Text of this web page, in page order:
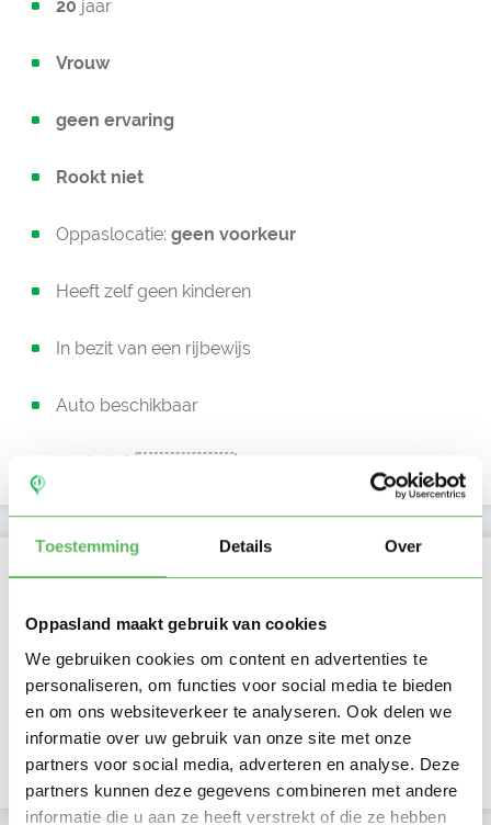
Toestemming Details Over
Oppasland maakt gebruik van cookies
We gebruiken cookies om content en advertenties te
personaliseren, om functies voor social media te bieden
en om ons websiteverkeer te analyseren. Ook delen we
informatie over uw gebruik van onze site met onze
partners voor social media, adverteren en analyse. Deze
partners kunnen deze gegevens combineren met andere
informatie die u aan ze heeft verstrekt of die ze hebben
20 jaar
Vrouw
geen ervaring
Rookt niet
Oppaslocatie: geen voorkeur
Heeft zelf geen kinderen
In bezit van een rijbewijs
Auto beschikbaar
Uurtarief:
Middag
Namiddag
Avond
Nacht
NIEUW